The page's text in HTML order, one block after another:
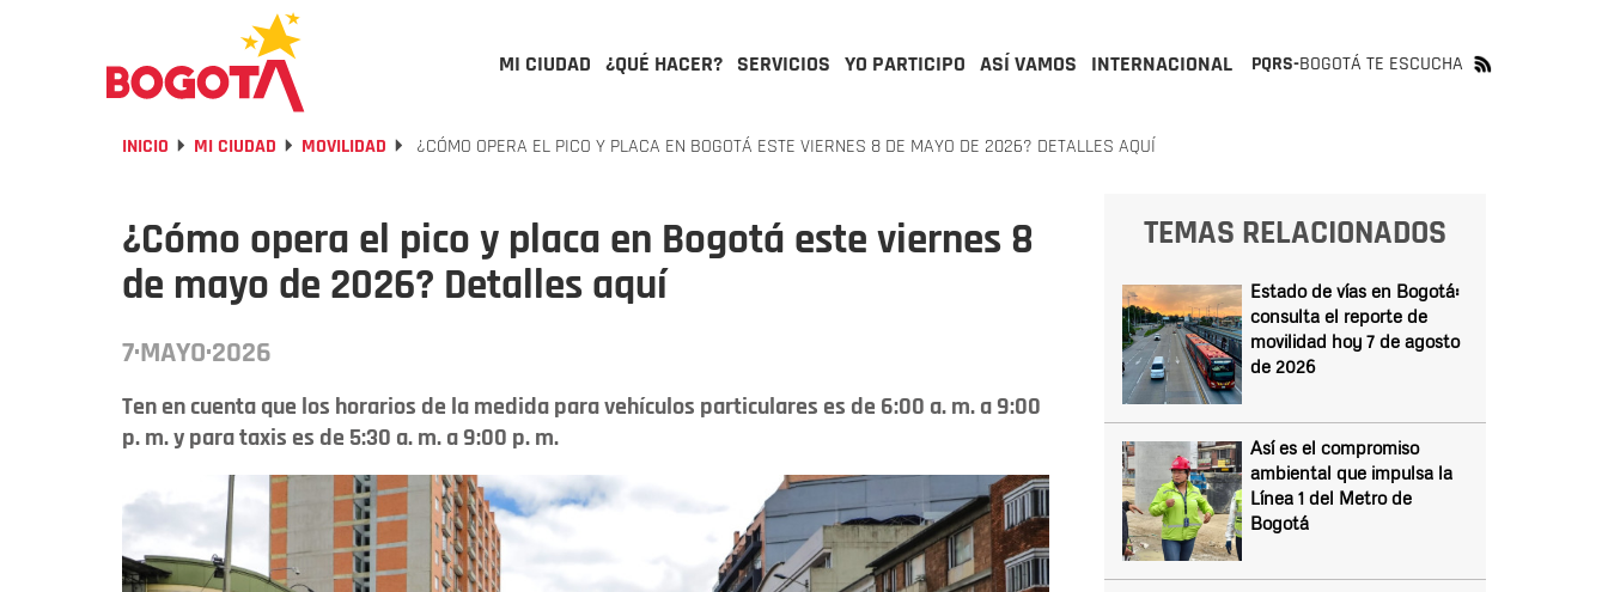
MI CIUDAD ¿QUÉ HACER? SERVICIOS YO PARTICIPO ASÍ VAMOS INTERNACIONAL PQRS-BOGOTÁ TE ESCUCHA
INICIO MI CIUDAD MOVILIDAD ¿CÓMO OPERA EL PICO Y PLACA EN BOGOTÁ ESTE VIERNES 8 DE MAYO DE 2026? DETALLES AQUÍ
¿Cómo opera el pico y placa en Bogotá este viernes 8
de mayo de 2026? Detalles aquí
7·MAYO·2026
Ten en cuenta que los horarios de la medida para vehículos particulares es de 6:00 a. m. a 9:00
p. m. y para taxis es de 5:30 a. m. a 9:00 p. m.
TEMAS RELACIONADOS
Estado de vías en Bogotá:
consulta el reporte de
movilidad hoy 7 de agosto
de 2026
Así es el compromiso
ambiental que impulsa la
Línea 1 del Metro de
Bogotá